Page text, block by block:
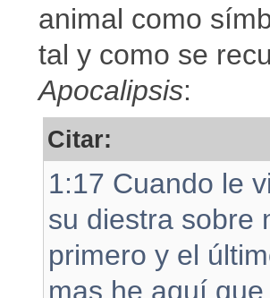
animal como
tal y como se
Apocalipsis:
Citar:
1:17 Cuando le
su diestra sobre
primero y el
mas he aquí